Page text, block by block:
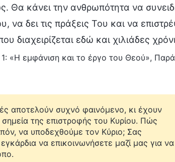
Θα κάνει την ανθρωπότητα να
να δει τις πράξεις Του και να
διαχειρίζεται εδώ και χιλιάδες
«Η εμφάνιση και το έργο του Θεού»,
αποτελούν συχνό φαινόμενο, κι έχουν
σημεία της επιστροφής του Κυρίου. Πώς
να υποδεχθούμε τον Κύριο; Σας
να επικοινωνήσετε μαζί μας για να